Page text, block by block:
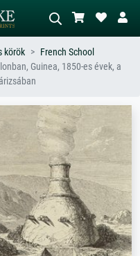
absztrakt, sötét olajkép, álló akt
egy fa mellett.
körök
French School
Guinea, 1850-es évek, a